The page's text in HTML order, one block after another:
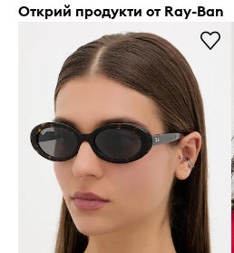
Открий продукти от Ray-Ban